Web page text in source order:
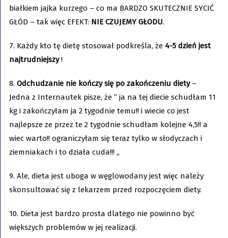
białkiem jajka kurzego – co ma BARDZO SKUTECZNIE SYCIĆ
GŁÓD – tak więc EFEKT: NIE CZUJEMY GŁODU.
7. Każdy kto tę dietę stosował podkreśla, że 4-5 dzień jest
najtrudniejszy!
8. Odchudzanie nie kończy się po zakończeniu diety–
Jedna z Internautek pisze, że ” ja na tej diecie schudłam 11
kg i zakończyłam ja 2 tygodnie temu!! i wiecie co jest
najlepsze ze przez te 2 tygodnie schudłam kolejne 4,5!! a
wiec warto!! ograniczyłam się teraz tylko w słodyczach i
ziemniakach i to działa cuda!!! „
9. Ale, dieta jest uboga w węglowodany jest więc należy
skonsultować się z lekarzem przed rozpoczęciem diety.
10. Dieta jest bardzo prosta dlatego nie powinno być
większych problemów w jej realizacji.